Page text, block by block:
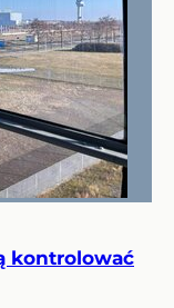
kontrolować